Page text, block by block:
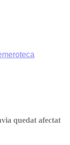
quedat afectat